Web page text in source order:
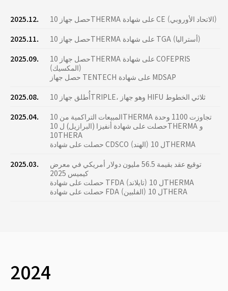
2025.12.
حصل جهاز 10THERMA على شهادة CE (الاتحاد الأوروبي)
2025.11.
حصل جهاز 10THERMA على شهادة TGA (أستراليا)
2025.09.
حصل جهاز 10THERMA على شهادة COFEPRIS
(المكسيك)
حصل جهاز TENTECH على شهادة MDSAP
2025.08.
أُطلق جهاز 10TRIPLE، وهو جهاز HIFU ثلاثي الخطوط
2025.04.
المبيعات التراكمية من 10THERMA تجاوزت 1100 وحدة
حصلت على شهادة أنفيزا (البرازيل) ل 10THERMA و
10THERA
حصلت على شهادة CDSCO (الهند) ل 10THERMA
2025.03.
توقيع عقد بقيمة 56.5 مليون دولار أمريكي في معرض
كيميس 2025
حصلت على شهادة TFDA (تايلاند) ل 10THERMA
حصلت على شهادة FDA (الفلبين) ل 10THERA
2024